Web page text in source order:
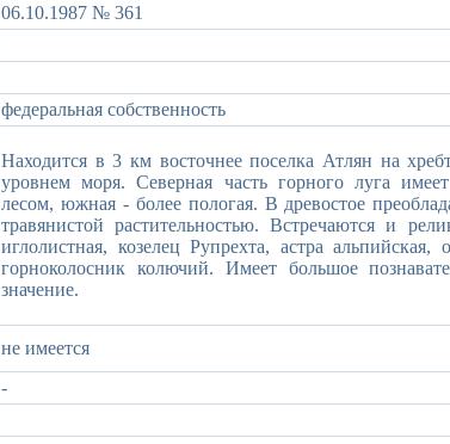
06.10.1987 № 361
федеральная собственность
Находится в 3 км восточнее поселка Атлян на
уровнем моря. Северная часть горного луга
лесом, южная - более пологая. В древостое
травянистой растительностью. Встречаются и
иглолистная, козелец Рупрехта, астра альпийская,
горноколосник колючий. Имеет большое
значение.
не имеется
-